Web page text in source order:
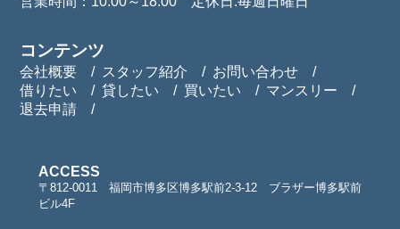
コンテンツ
会社概要 スタッフ紹介
お問い合わせ
借りたい
貸したい 買いたい
マンスリー
退去申請
ACCESS
〒812-0011 福岡市博多区博多駅前2-3-12 ブラザー博多駅前
ビル4F